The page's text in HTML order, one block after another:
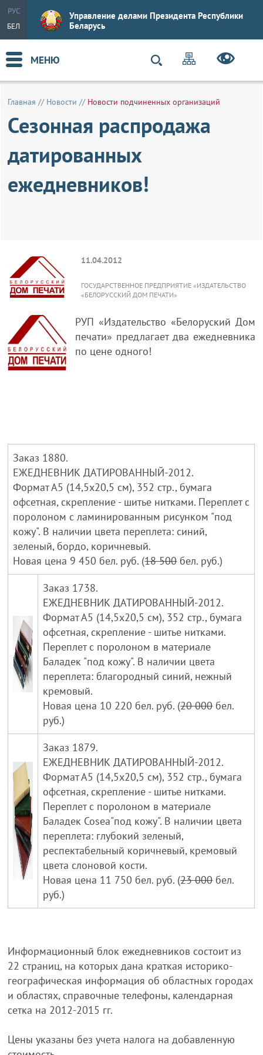
РУС
БЕЛ
Управление делами Президента Республики
Беларусь
МЕНЮ
Главная // Новости // Новости подчиненных организаций
Сезонная распродажа
датированных
ежедневников!
11.04.2012
ГОСУДАРСТВЕННОЕ ПРЕДПРИЯТИЕ «ИЗДАТЕЛЬСТВО
«БЕЛОРУССКИЙ ДОМ ПЕЧАТИ»
РУП «Издательство «Белоруский Дом
печати» предлагает два ежедневника
по цене одного!
Заказ 1880.
ЕЖЕДНЕВНИК ДАТИРОВАННЫЙ-2012.
Формат А5 (14,5х20,5 см), 352 стр., бумага
офсетная, скрепление - шитье нитками. Переплет с
поролоном с ламинированным рисунком "под
кожу". В наличии цвета переплета: синий,
зеленый, бордо, коричневый.
Новая цена 9 450 бел. руб. (18 500бел. руб.)
Заказ 1738.
ЕЖЕДНЕВНИК ДАТИРОВАННЫЙ-2012.
Формат А5 (14,5х20,5 см), 352 стр., бумага
офсетная, скрепление - шитье нитками.
Переплет с поролоном в материале
Баладек "под кожу". В наличии цвета
переплета: благородный синий, нежный
кремовый.
Новая цена 10 220 бел. руб. (20 000бел.
руб.)
Заказ 1879.
ЕЖЕДНЕВНИК ДАТИРОВАННЫЙ-2012.
Формат А5 (14,5х20,5 см), 352 стр., бумага
офсетная, скрепление - шитье нитками.
Переплет с поролоном в материале
Баладек Cosea"под кожу". В наличии цвета
переплета: глубокий зеленый,
респектабельный коричневый, кремовый
цвета слоновой кости.
Новая цена 11 750 бел. руб. (23 000бел.
руб.)
Информационный блок ежедневников состоит из
22 страниц, на которых дана краткая историко-
географическая информация об областных городах
и областях, справочные телефоны, календарная
сетка на 2012-2015 гг.
Цены указаны без учета налога на добавленную